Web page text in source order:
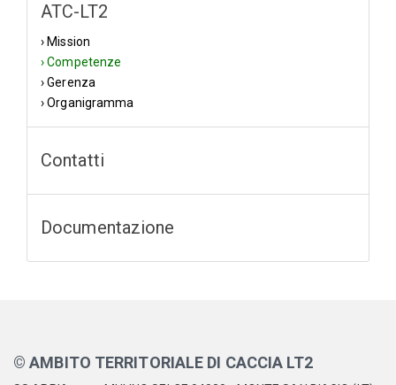
ATC-LT2
› Mission
› Competenze
› Gerenza
› Organigramma
Contatti
Documentazione
© AMBITO TERRITORIALE DI CACCIA LT2